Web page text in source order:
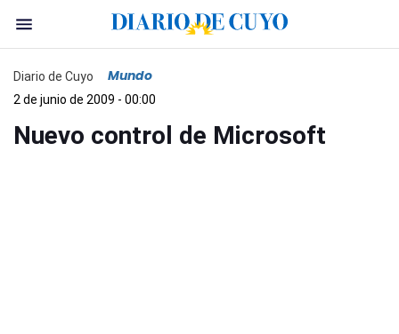
Diario de Cuyo Mundo
2 de junio de 2009 - 00:00
Nuevo control de Microsoft